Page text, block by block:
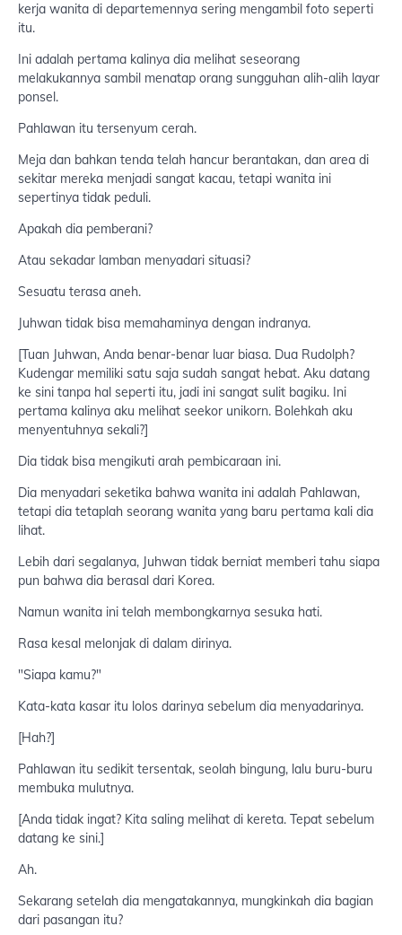
kerja wanita di departemennya sering mengambil foto seperti
itu.
Ini adalah pertama kalinya dia melihat seseorang
melakukannya sambil menatap orang sungguhan alih-alih layar
ponsel.
Pahlawan itu tersenyum cerah.
Meja dan bahkan tenda telah hancur berantakan, dan area di
sekitar mereka menjadi sangat kacau, tetapi wanita ini
sepertinya tidak peduli.
Apakah dia pemberani?
Atau sekadar lamban menyadari situasi?
Sesuatu terasa aneh.
Juhwan tidak bisa memahaminya dengan indranya.
[Tuan Juhwan, Anda benar-benar luar biasa. Dua Rudolph?
Kudengar memiliki satu saja sudah sangat hebat. Aku datang
ke sini tanpa hal seperti itu, jadi ini sangat sulit bagiku. Ini
pertama kalinya aku melihat seekor unikorn. Bolehkah aku
menyentuhnya sekali?]
Dia tidak bisa mengikuti arah pembicaraan ini.
Dia menyadari seketika bahwa wanita ini adalah Pahlawan,
tetapi dia tetaplah seorang wanita yang baru pertama kali dia
lihat.
Lebih dari segalanya, Juhwan tidak berniat memberi tahu siapa
pun bahwa dia berasal dari Korea.
Namun wanita ini telah membongkarnya sesuka hati.
Rasa kesal melonjak di dalam dirinya.
"Siapa kamu?"
Kata-kata kasar itu lolos darinya sebelum dia menyadarinya.
[Hah?]
Pahlawan itu sedikit tersentak, seolah bingung, lalu buru-buru
membuka mulutnya.
[Anda tidak ingat? Kita saling melihat di kereta. Tepat sebelum
datang ke sini.]
Ah.
Sekarang setelah dia mengatakannya, mungkinkah dia bagian
dari pasangan itu?